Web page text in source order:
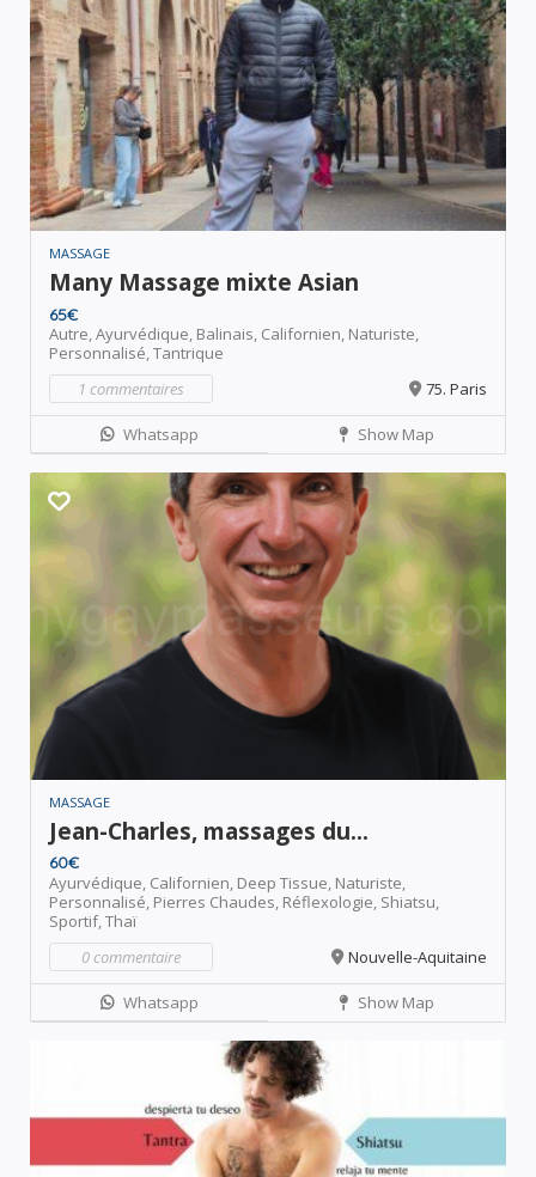
MASSAGE
Many Massage mixte Asian
65€
Autre,Ayurvédique, Balinais, Californien, Naturiste,
Personnalisé,Tantrique
1 commentaires
75. Paris
Whatsapp Show Map
MASSAGE
Jean-Charles, massages du...
60€
Ayurvédique, Californien, Deep Tissue, Naturiste,
Personnalisé, Pierres Chaudes, Réflexologie, Shiatsu,
Sportif,Thaï
0 commentaire
Nouvelle-Aquitaine
Whatsapp Show Map